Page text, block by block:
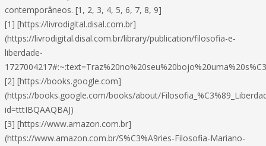
contemporâneos. [1, 2, 3, 4, 5, 6, 7, 8, 9]
[1] [https://livrodigital.disal.com.br]
(https://livrodigital.disal.com.br/library/publication/filosofia-e-
liberdade-
[2] [https://books.google.com]
(https://books.google.com/books/about/
id=tttIBQAAQBAJ)
[3] [https://www.amazon.com.br]
(https://www.amazon.com.br/S%C3%A9ries-Filosofia-Mariano-